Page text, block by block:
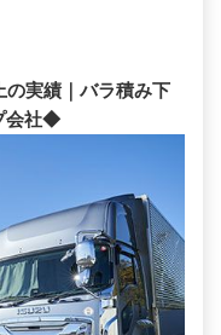
実績｜バラ積み下
会社◆